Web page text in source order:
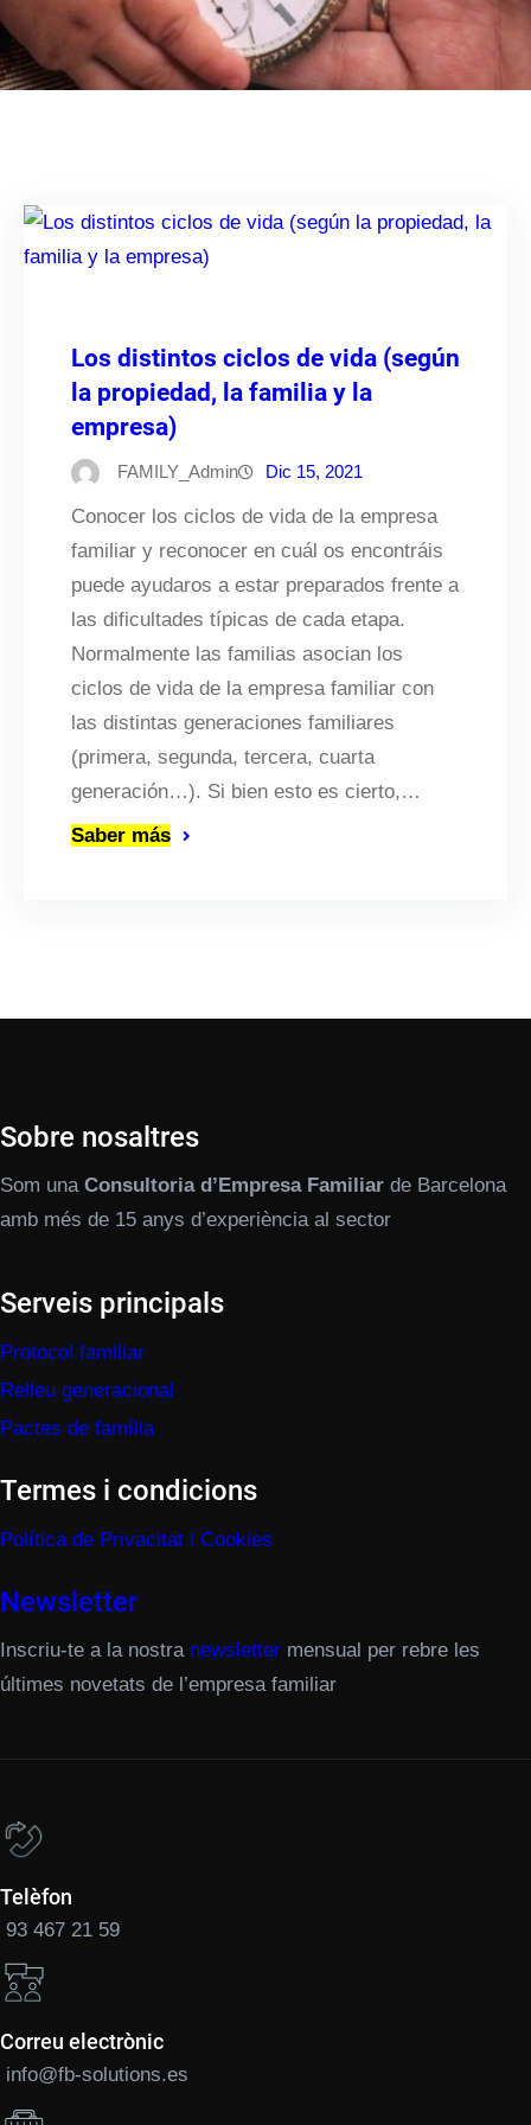
Los distintos ciclos de vida (según
la propiedad, la familia y la
empresa)
FAMILY_Admin Dic 15, 2021
Conocer los ciclos de vida de la empresa
familiar y reconocer en cuál os encontráis
puede ayudaros a estar preparados frente a
las dificultades típicas de cada etapa.
Normalmente las familias asocian los
ciclos de vida de la empresa familiar con
las distintas generaciones familiares
(primera, segunda, tercera, cuarta
generación…). Si bien esto es cierto,…
Saber más
Sobre nosaltres
Som una Consultoria d’Empresa Familiar de Barcelona
amb més de 15 anys d’experiència al sector
Serveis principals
Protocol familiar
Relleu generacional
Pactes de família
Termes i condicions
Política de Privacitat i Cookies
Newsletter
Inscriu-te a la nostra newsletter mensual per rebre les
últimes novetats de l’empresa familiar
Telèfon
93 467 21 59
Correu electrònic
info@fb-solutions.es